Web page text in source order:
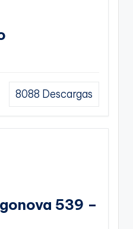
8088 Descargas
539 –